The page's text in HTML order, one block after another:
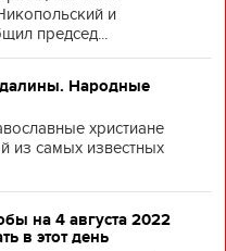
и
председ...
Народные
христиане
из самых известных
на 4 августа 2022
в этот день